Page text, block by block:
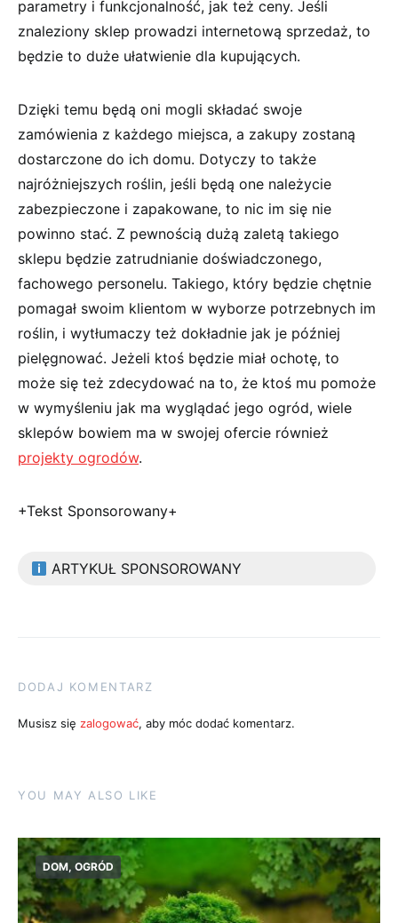
parametry i funkcjonalność, jak też ceny. Jeśli
znaleziony sklep prowadzi internetową sprzedaż, to
będzie to duże ułatwienie dla kupujących.
Dzięki temu będą oni mogli składać swoje
zamówienia z każdego miejsca, a zakupy zostaną
dostarczone do ich domu. Dotyczy to także
najróżniejszych roślin, jeśli będą one należycie
zabezpieczone i zapakowane, to nic im się nie
powinno stać. Z pewnością dużą zaletą takiego
sklepu będzie zatrudnianie doświadczonego,
fachowego personelu. Takiego, który będzie chętnie
pomagał swoim klientom w wyborze potrzebnych im
roślin, i wytłumaczy też dokładnie jak je później
pielęgnować. Jeżeli ktoś będzie miał ochotę, to
może się też zdecydować na to, że ktoś mu pomoże
w wymyśleniu jak ma wyglądać jego ogród, wiele
sklepów bowiem ma w swojej ofercie również
projekty ogrodów.
+Tekst Sponsorowany+
ARTYKUŁ SPONSOROWANY
DODAJ KOMENTARZ
Musisz się zalogować, aby móc dodać komentarz.
YOU MAY ALSO LIKE
DOM, OGRÓD